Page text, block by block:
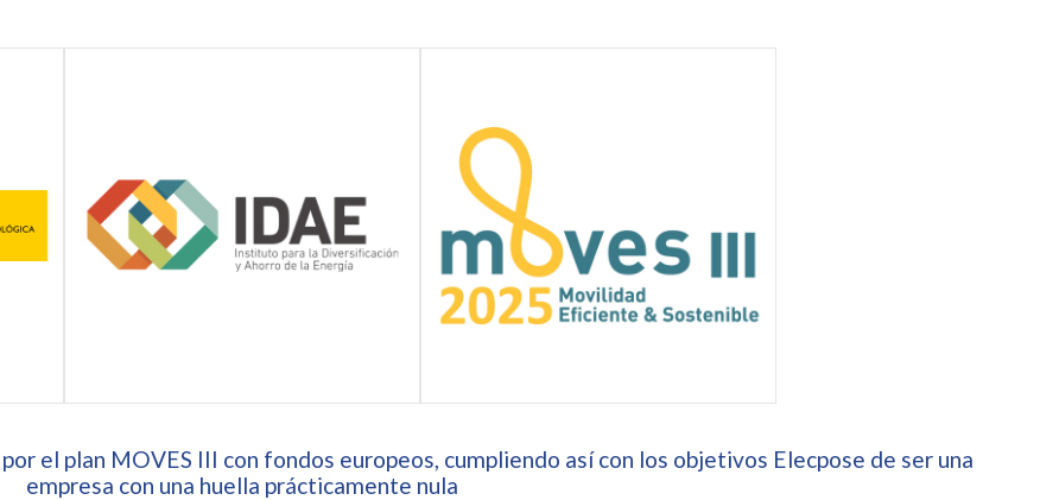
el plan MOVES III con fondos europeos, cumpliendo así con los objetivos Elecpose de ser una
empresa con una huella prácticamente nula